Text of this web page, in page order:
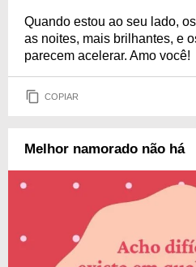
Quando estou ao seu lado,
as noites, mais brilhantes, e
parecem acelerar. Amo você!
COPIAR
Melhor namorado não há